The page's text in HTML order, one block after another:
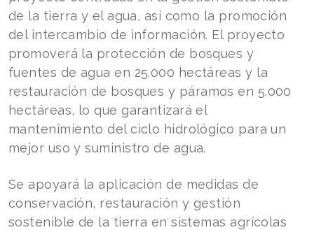
de la tierra y el agua, así como la promoción
del intercambio de información. El proyecto
promoverá la protección de bosques y
fuentes de agua en 25.000 hectáreas y la
restauración de bosques y páramos en 5.000
hectáreas, lo que garantizará el
mantenimiento del ciclo hidrológico para un
mejor uso y suministro de agua.
Se apoyará la aplicación de medidas de
conservación, restauración y gestión
sostenible de la tierra en sistemas agrícolas